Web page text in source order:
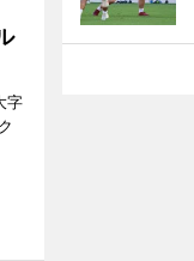
字